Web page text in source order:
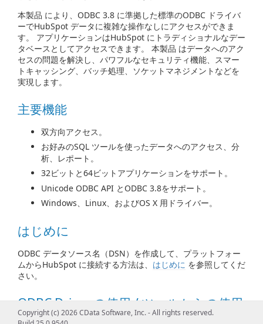
本製品 により、ODBC 3.8 に準拠した標準のODBC ドライバ
ーでHubSpot データに複雑な操作なしにアクセスができま
す。 アプリケーションはHubSpot にトラディショナルなデー
タベースとしてアクセスできます。 本製品 はデータへのアク
セスの問題を解決し、パワフルなセキュリティ機能、スマー
トキャッシング、バッチ処理、ソケットマネジメントなどを
実現します。
主要機能
双方向アクセス。
お好みのSQL ツールを使ったデータへのアクセス、分
析、レポート。
32ビットと64ビットアプリケーションをサポート。
Unicode ODBC API とODBC 3.8をサポート。
Windows、Linux、およびOS X 用ドライバー。
はじめに
ODBC データソース名（DSN）を作成して、プラットフォー
ムからHubSpot に接続する方法は、 はじめに を参照してくだ
さい。
ODBC Driver の使用 / ツールからの使用
Copyright (c) 2026 CData Software, Inc. - All rights reserved.